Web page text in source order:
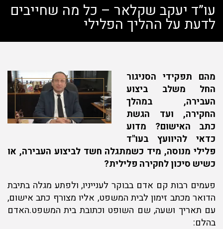
עו”ד יעקב שקלאר – כל מה שחייבים
לדעת על ההליך הפלילי
מהם תפקידי הסניגור
החל משלב ביצוע
העבירה, במהלך
החקירה, ועד הגשת
כתב האישום? מדוע
כדאי להיוועץ בעו"ד
פלילי מנוסה, מיד כשמתגלה חשד לביצוע העבירה, או
כשיש סיכון לחקירה פלילית?
פעמים רבות קם אדם בבוקר לענייניו, ולפתע מגלה בתיבת
הדואר מכתב זימון לבית המשפט, אליו מצורף כתב אישום,
עם תאריך ושעה, שם השופט וכתובת בית המשפט.האדם
בהלם: